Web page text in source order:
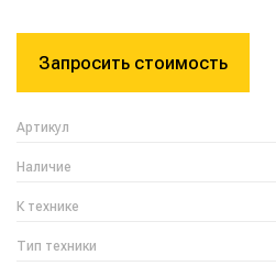
Артикул
Наличие
К технике
Тип техники
Запросить стоимость